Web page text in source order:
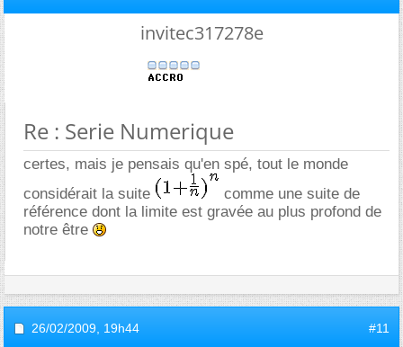
invitec317278e
Re : Serie Numerique
certes, mais je pensais qu'en spé, tout le monde
considérait la suite
comme une suite de
référence dont la limite est gravée au plus profond de
notre être
26/02/2009, 19h44 #11